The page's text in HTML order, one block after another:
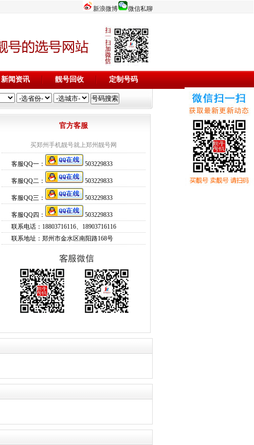
新浪微博 微信私聊
新闻资讯 靓号回收 定制号码
官方客服
买郑州手机靓号就上郑州靓号网
客服QQ一： 503229833
客服QQ二： 503229833
客服QQ三： 503229833
客服QQ四：
503229833
联系电话：18803716116、18903716116
联系地址：郑州市金水区南阳路168号